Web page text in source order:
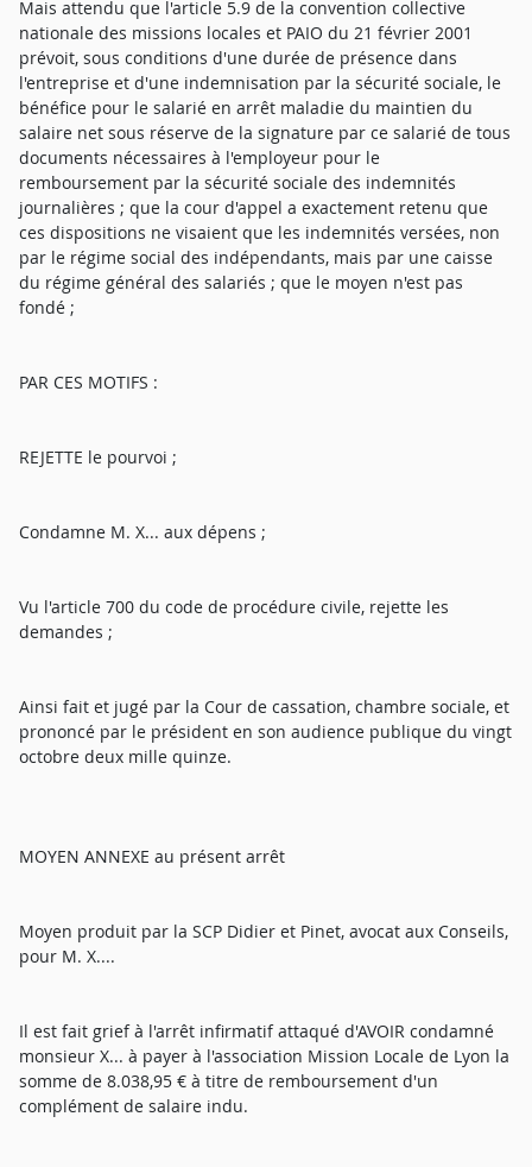
Mais attendu que l'article 5.9 de la convention collective
nationale des missions locales et PAIO du 21 février 2001
prévoit, sous conditions d'une durée de présence dans
l'entreprise et d'une indemnisation par la sécurité sociale, le
bénéfice pour le salarié en arrêt maladie du maintien du
salaire net sous réserve de la signature par ce salarié de tous
documents nécessaires à l'employeur pour le
remboursement par la sécurité sociale des indemnités
journalières ; que la cour d'appel a exactement retenu que
ces dispositions ne visaient que les indemnités versées, non
par le régime social des indépendants, mais par une caisse
du régime général des salariés ; que le moyen n'est pas
fondé ;
PAR CES MOTIFS :
REJETTE le pourvoi ;
Condamne M. X... aux dépens ;
Vu l'article 700 du code de procédure civile, rejette les
demandes ;
Ainsi fait et jugé par la Cour de cassation, chambre sociale, et
prononcé par le président en son audience publique du vingt
octobre deux mille quinze.
MOYEN ANNEXE au présent arrêt
Moyen produit par la SCP Didier et Pinet, avocat aux Conseils,
pour M. X....
Il est fait grief à l'arrêt infirmatif attaqué d'AVOIR condamné
monsieur X... à payer à l'association Mission Locale de Lyon la
somme de 8.038,95 € à titre de remboursement d'un
complément de salaire indu.